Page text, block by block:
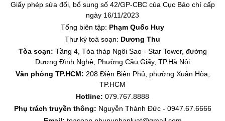
Giấy phép sửa đổi, bổ sung số 42/GP-CBC của Cục Báo chí cấp
ngày 16/11/2023
Tổng biên tập: Phạm Quốc Huy
Thư ký toà soạn: Dương Thu
Tòa soạn: Tầng 4, Tòa tháp Ngôi Sao - Star Tower, đường
Dương Đình Nghệ, Phường Cầu Giấy, TP.Hà Nội
Văn phòng TP.HCM: 208 Điện Biên Phủ, phường Xuân Hòa,
TP.HCM
Hotline: 079.767.8888
Phụ trách truyền thông: Nguyễn Thành Đức - 0947.67.6666